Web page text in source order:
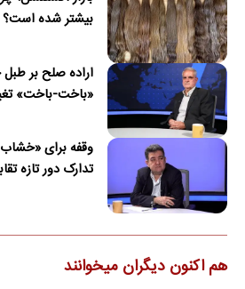
بیشتر شده است؟
اراده صلح بر
«باخت-باخت»
وقفه برای «خشاب
تدارک دور تازه
هم اکنون دیگران میخوانند